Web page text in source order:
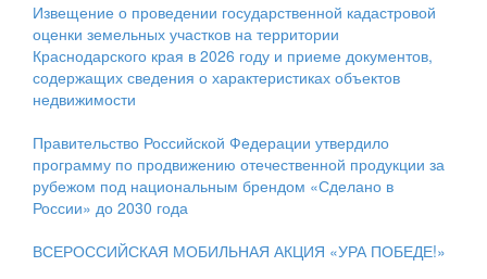
Извещение о проведении государственной кадастровой
оценки земельных участков на территории
Краснодарского края в 2026 году и приеме документов,
содержащих сведения о характеристиках объектов
недвижимости
Правительство Российской Федерации утвердило
программу по продвижению отечественной продукции за
рубежом под национальным брендом «Сделано в
России» до 2030 года
ВСЕРОССИЙСКАЯ МОБИЛЬНАЯ АКЦИЯ «УРА ПОБЕДЕ!»